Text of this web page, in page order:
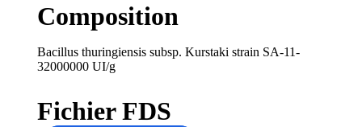
Composition
Bacillus thuringiensis subsp. Kurstaki strain SA-11-
32000000 UI/g
Fichier FDS